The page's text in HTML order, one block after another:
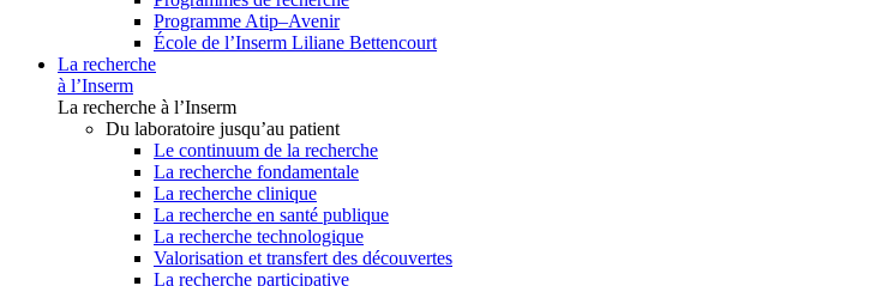
Programme Atip–Avenir
École de l’Inserm Liliane Bettencourt
La recherche
à l’Inserm
La recherche à l’Inserm
Du laboratoire jusqu’au patient
Le continuum de la recherche
La recherche fondamentale
La recherche clinique
La recherche en santé publique
La recherche technologique
Valorisation et transfert des découvertes
La recherche participative